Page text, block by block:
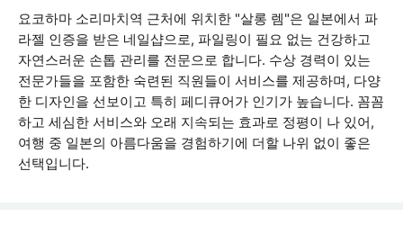
요코하마 소리마치역 근처에 위치한 "살롱 렘"은 일본에서 파
라젤 인증을 받은 네일샵으로, 파일링이 필요 없는 건강하고
자연스러운 손톱 관리를 전문으로 합니다. 수상 경력이 있는
전문가들을 포함한 숙련된 직원들이 서비스를 제공하며, 다양
한 디자인을 선보이고 특히 페디큐어가 인기가 높습니다. 꼼꼼
하고 세심한 서비스와 오래 지속되는 효과로 정평이 나 있어,
여행 중 일본의 아름다움을 경험하기에 더할 나위 없이 좋은
선택입니다.